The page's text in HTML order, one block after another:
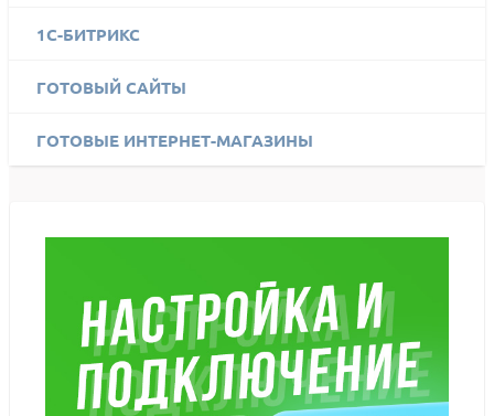
1C-БИТРИКС
ГОТОВЫЙ САЙТЫ
ГОТОВЫЕ ИНТЕРНЕТ-МАГАЗИНЫ